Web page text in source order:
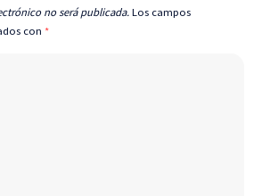
no será publicada. Los campos
con *